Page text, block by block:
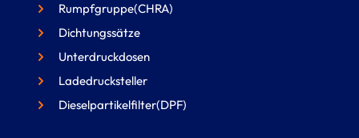
Rumpfgruppe(CHRA)
Dichtungssätze
Unterdruckdosen
Ladedrucksteller
Dieselpartikelfilter(DPF)